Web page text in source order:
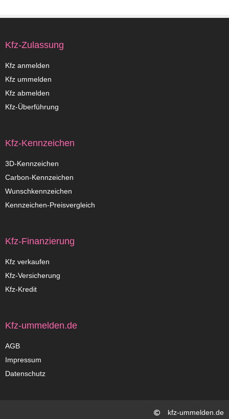
Kfz-Zulassung
Kfz anmelden
Kfz ummelden
Kfz abmelden
Kfz-Überführung
Kfz-Kennzeichen
3D-Kennzeichen
Carbon-Kennzeichen
Wunschkennzeichen
Kennzeichen-Preisvergleich
Kfz-Finanzierung
Kfz verkaufen
Kfz-Versicherung
Kfz-Kredit
Kfz-ummelden.de
AGB
Impressum
Datenschutz
kfz-ummelden.de